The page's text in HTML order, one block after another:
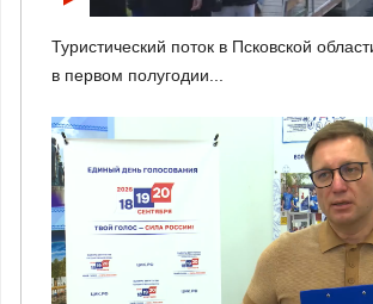
Туристический поток в Псковской
в первом полугодии...